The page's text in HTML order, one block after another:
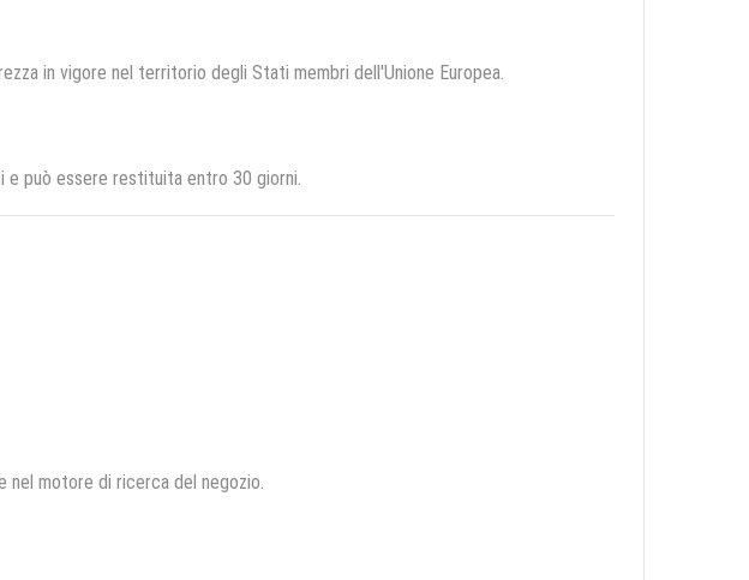
in vigore nel territorio degli Stati membri dell'Unione Europea.
e può essere restituita entro 30 giorni.
nel motore di ricerca del negozio.